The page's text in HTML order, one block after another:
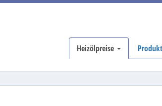
Heizölpreise